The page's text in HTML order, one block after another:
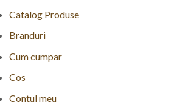
Catalog Produse
Branduri
Cum cumpar
Cos
Contul meu